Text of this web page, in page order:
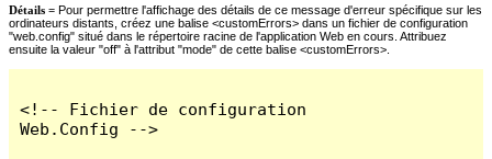
Détails = Pour permettre l'affichage des détails de ce message d'erreur spécifique sur les
ordinateurs distants, créez une balise <customErrors> dans un fichier de configuration
"web.config" situé dans le répertoire racine de l'application Web en cours. Attribuez
ensuite la valeur "off" à l'attribut "mode" de cette balise <customErrors>.
<!-- Fichier de configuration
Web.Config -->